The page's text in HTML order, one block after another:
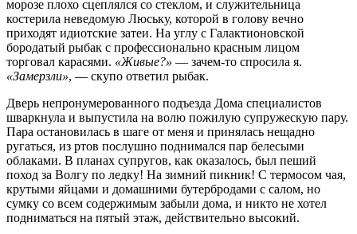
морозе плохо сцеплялся со стеклом, и служительница
костерила неведомую Люську, которой в голову вечно
приходят идиотские затеи. На углу с Галактионовской
бородатый рыбак с профессионально красным лицом
торговал карасями. «Живые?» — зачем-то спросила я.
«Замерзли», — скупо ответил рыбак.
Дверь непронумерованного подъезда Дома специалистов
шваркнула и выпустила на волю пожилую супружескую пару.
Пара остановилась в шаге от меня и принялась нещадно
ругаться, из ртов послушно поднимался пар белесыми
облаками. В планах супругов, как оказалось, был пеший
поход за Волгу по ледку! На зимний пикник! С термосом чая,
крутыми яйцами и домашними бутербродами с салом, но
сумку со всем содержимым забыли дома, и никто не хотел
подниматься на пятый этаж, действительно высокий.